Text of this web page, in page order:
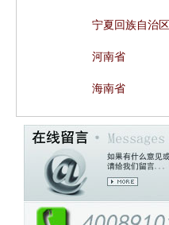
宁夏回族自治区
河南省
海南省